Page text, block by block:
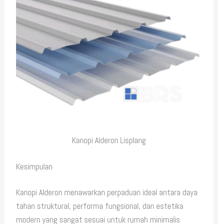
Kanopi Alderon Lisplang
Kesimpulan
Kanopi Alderon menawarkan perpaduan ideal antara daya
tahan struktural, performa fungsional, dan estetika
modern yang sangat sesuai untuk rumah minimalis